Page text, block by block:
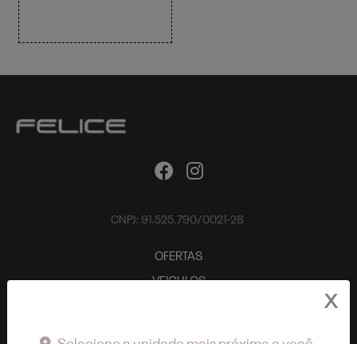
CNPJ: 91.525.790/0021-28
OFERTAS
VEICULOS
X